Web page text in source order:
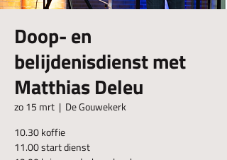
Doop- en
belijdenisdienst met
Matthias Deleu
zo 15 mrt
  |
De Gouwekerk
10.30 koffie
11.00 start dienst